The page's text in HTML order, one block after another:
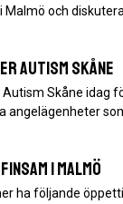
och
Autism Skåne
Autism Skåne idag
i Malmö
ha följande